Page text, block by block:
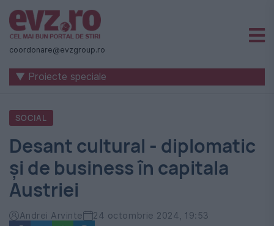
Știri
naționale
internaționale
România
-
Evenimentul
Zilei
coordonare@evzgroup.ro
▼ Proiecte speciale
SOCIAL
Desant cultural - diplomatic
și de business în capitala
Austriei
Andrei Arvinte 24 octombrie 2024, 19:53